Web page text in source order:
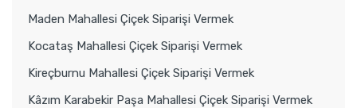
Maden Mahallesi Çiçek Siparişi Vermek
Kocataş Mahallesi Çiçek Siparişi Vermek
Kireçburnu Mahallesi Çiçek Siparişi Vermek
Kâzım Karabekir Paşa Mahallesi Çiçek Siparişi Vermek